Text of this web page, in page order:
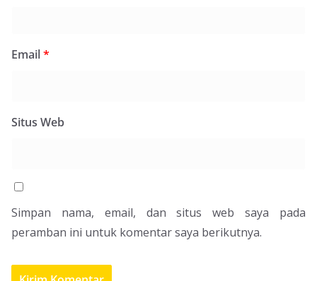
Email*
Situs Web
Simpan nama, email, dan situs web saya pada
peramban ini untuk komentar saya berikutnya.